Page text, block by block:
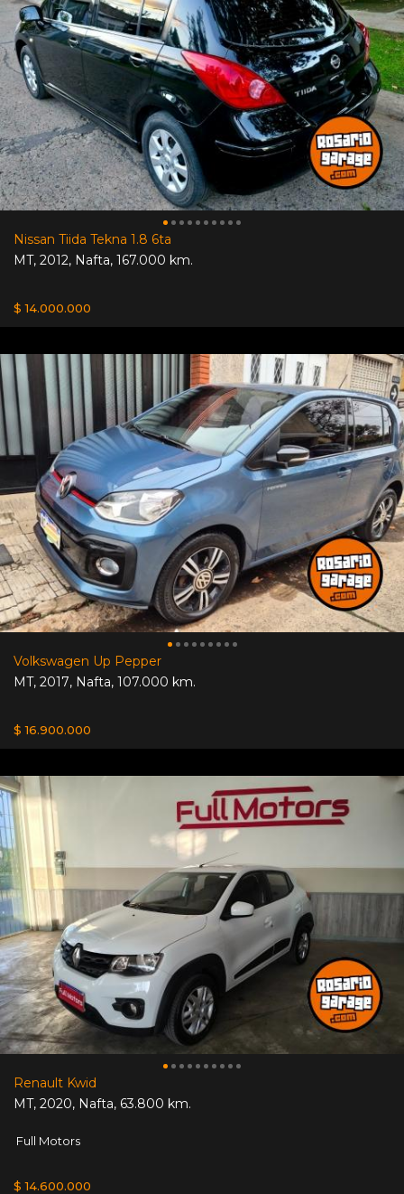
Nissan Tiida Tekna 1.8 6ta
MT, 2012, Nafta, 167.000 km.
$ 14.000.000
Volkswagen Up Pepper
MT, 2017, Nafta, 107.000 km.
$ 16.900.000
Renault Kwid
MT, 2020, Nafta, 63.800 km.
Full Motors
$ 14.600.000